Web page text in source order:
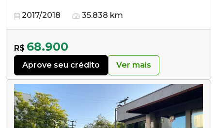
2017/2018 35.838 km
R$ 68.900
Aprove seu crédito Ver mais